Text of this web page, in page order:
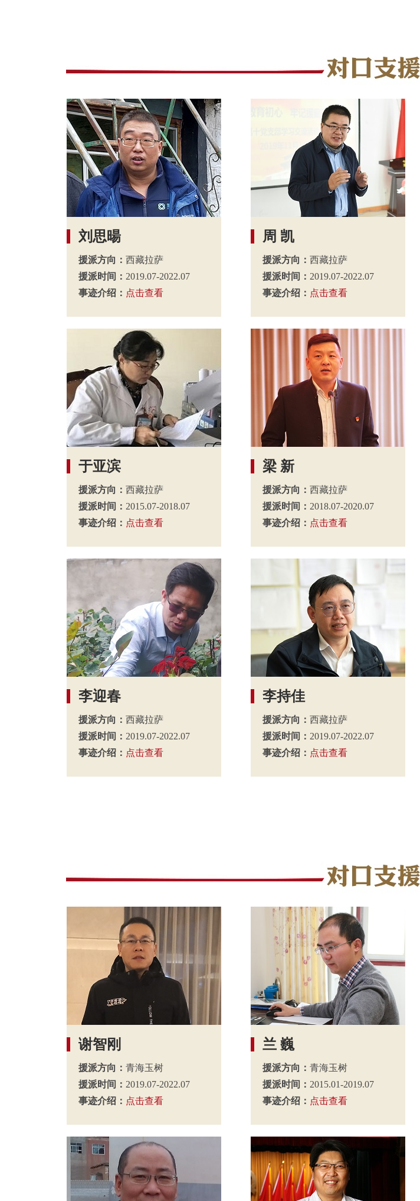
刘思暘
援派方向： 西藏拉萨
援派时间： 2019.07-2022.07
事迹介绍： 点击查看
周 凯
援派方向： 西藏拉萨
援派时间： 2019.07-2022.07
事迹介绍： 点击查看
于亚滨
援派方向： 西藏拉萨
援派时间： 2015.07-2018.07
事迹介绍： 点击查看
梁 新
援派方向： 西藏拉萨
援派时间： 2018.07-2020.07
事迹介绍： 点击查看
李迎春
援派方向： 西藏拉萨
援派时间： 2019.07-2022.07
事迹介绍： 点击查看
李持佳
援派方向： 西藏拉萨
援派时间： 2019.07-2022.07
事迹介绍： 点击查看
谢智刚
援派方向： 青海玉树
援派时间： 2019.07-2022.07
事迹介绍： 点击查看
兰 巍
援派方向： 青海玉树
援派时间： 2015.01-2019.07
事迹介绍： 点击查看